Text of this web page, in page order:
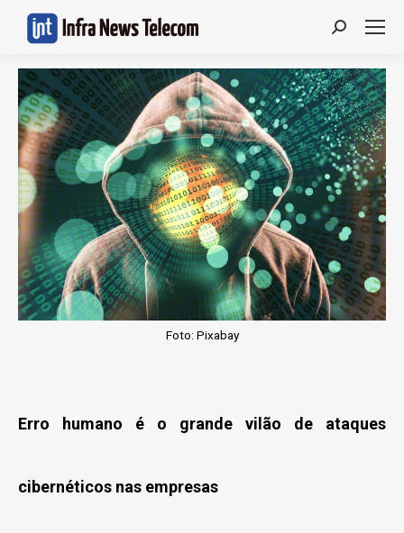
Search:
Foto: Pixabay
Erro humano é o grande vilão de ataques
cibernéticos nas empresas